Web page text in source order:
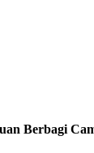
Berbagi